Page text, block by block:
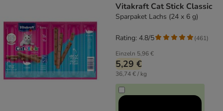
Vitakraft Cat Stick Classic
Sparpaket Lachs (24 x 6 g)
Einzeln 5,96 €
5,29 €
36,74 € / kg
Rating: 4.8/5 (461)